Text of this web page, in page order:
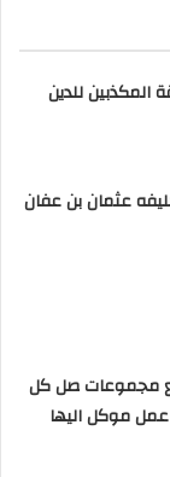
المكذبين للدين
عثمان بن عفان
مجموعات صل كل
موكل اليها